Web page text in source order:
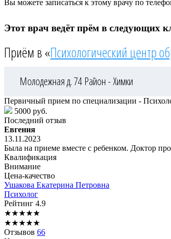
Вы можете записаться к этому врачу по
Этот врач ведёт прём в следующих
Приём в «Психологический центр
Молодежная д. 74 Район - Химки
Первичный прием по специализации -
5000 руб.
Последний отзыв
Евгения
13.11.2023
Была на приеме вместе с ребенком. Доктор
Квалификация
Внимание
Цена-качество
Ушакова Екатерина Петровна
Психолог
Рейтинг 4.9
★★★★★
★★★★★
Отзывов 66